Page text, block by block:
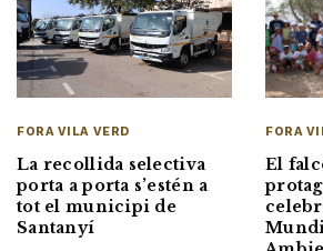
FORA VILA VERD
La recollida selectiva
porta a porta s’estén a
tot el municipi de
Santanyí
FORA
El